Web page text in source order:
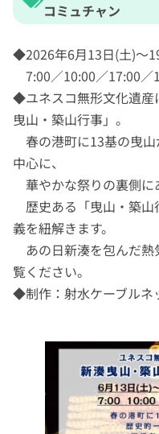
コミュチャン
◆2026年6月13日(土)～
7:00／10:00／17:00
◆ユネスコ無形文化遺産
曳山・築山行事」。
春の港町に13基の曳
中心に、
華やかな祭りの裏側に
歴史ある「曳山・築山
義を紐解きます。
あの日新湊を包んだ熱
覧ください。
◆制作：射水ケーブルネ